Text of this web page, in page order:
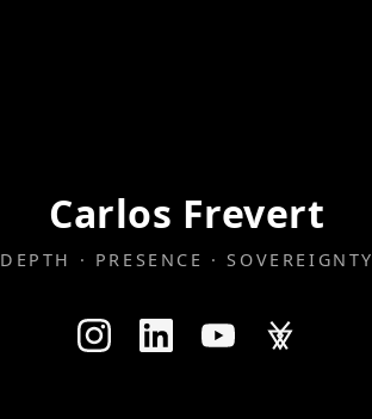
Carlos Frevert
DEPTH · PRESENCE · SOVEREIGNTY